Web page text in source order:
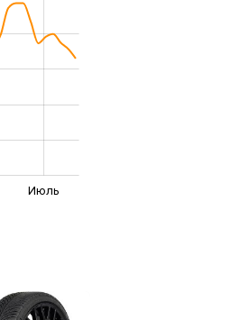
Июль